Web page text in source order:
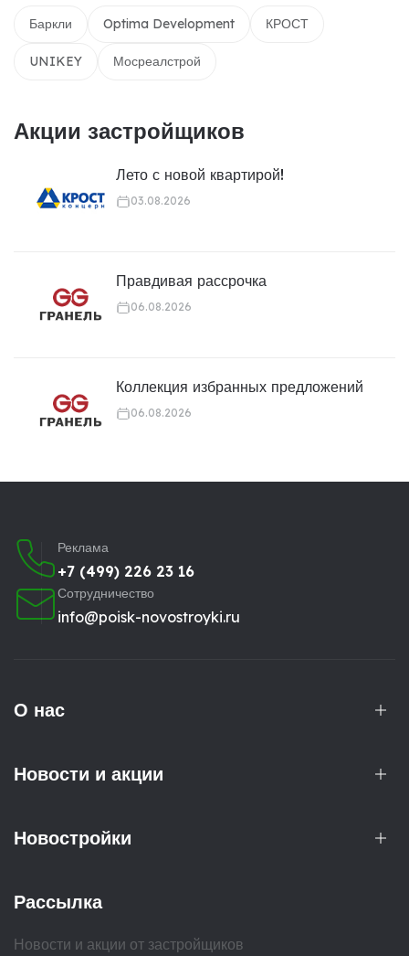
Баркли Optima Development КРОСТ
UNIKEY Мосреалстрой
Акции застройщиков
Лето с новой квартирой!
03.08.2026
Правдивая рассрочка
06.08.2026
Коллекция избранных предложений
06.08.2026
Реклама
+7 (499) 226 23 16
Сотрудничество
info@poisk-novostroyki.ru
О нас
Новости и акции
Новостройки
Рассылка
Новости и акции от застройщиков